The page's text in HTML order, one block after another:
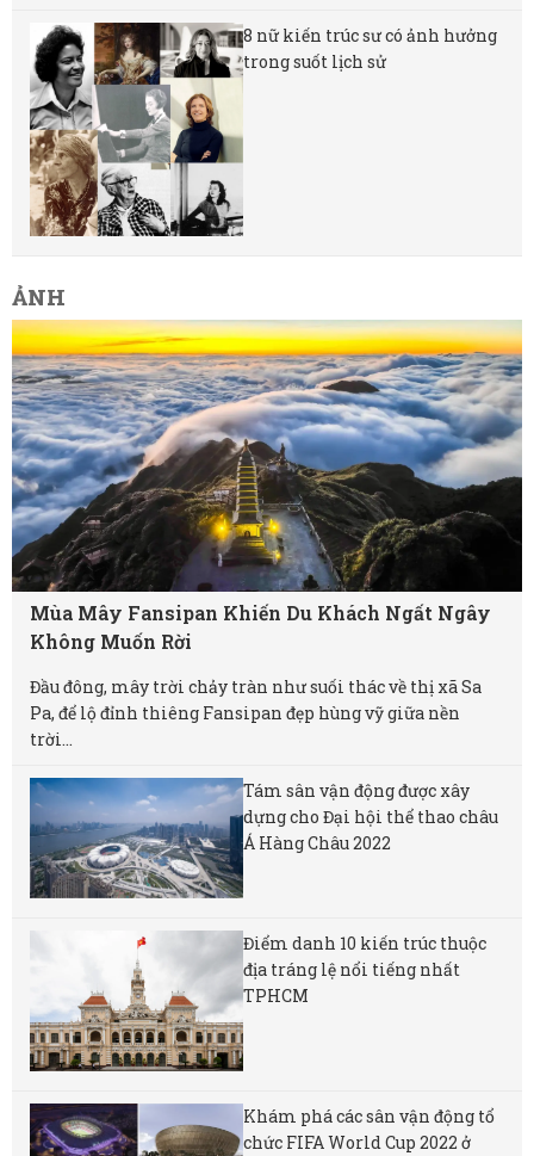
8 nữ kiến ​​trúc sư có ảnh hưởng
trong suốt lịch sử
ẢNH
Mùa Mây Fansipan Khiến Du Khách Ngất Ngây
Không Muốn Rời
Đầu đông, mây trời chảy tràn như suối thác về thị xã Sa
Pa, để lộ đỉnh thiêng Fansipan đẹp hùng vỹ giữa nền
trời...
Tám sân vận động được xây
dựng cho Đại hội thể thao châu
Á Hàng Châu 2022
Điểm danh 10 kiến trúc thuộc
địa tráng lệ nổi tiếng nhất
TPHCM
Khám phá các sân vận động tổ
chức FIFA World Cup 2022 ở